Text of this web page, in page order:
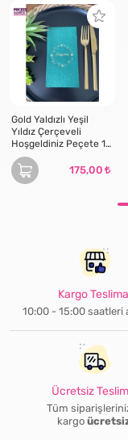
Gold Yaldızlı Yeşil
Yıldız Çerçeveli
Hoşgeldiniz Peçete 16
Adet
175,00
Kargo
10:00 - 15:00 saatleri
Ücretsiz
Tüm
kargo